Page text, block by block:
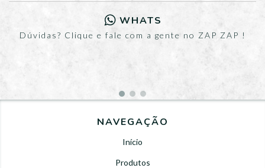
WHATS
Dúvidas? Clique e fale com a gente no ZAP ZAP !
NAVEGAÇÃO
Início
Produtos